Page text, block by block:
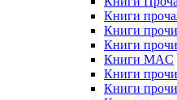
Книги
Книги
Книги
Книги MAC
Книги
Книги